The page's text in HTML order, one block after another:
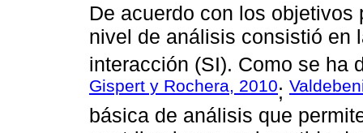
De acuerdo con los
nivel de análisis consistió en
interacción (SI). Como se ha
Gispert y Rochera, 2010;
básica de análisis que